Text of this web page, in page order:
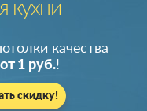
кухни
качества
от 1 руб.!
скидку!